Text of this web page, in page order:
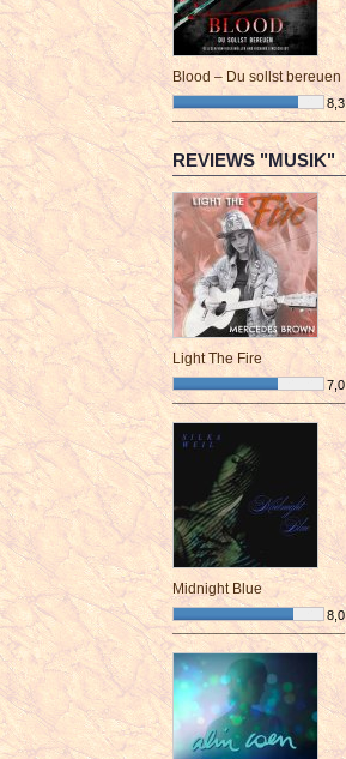
Blood – Du sollst bereuen
8,3
¯¯¯¯¯¯¯¯¯¯¯¯¯¯¯¯¯¯¯¯¯¯¯¯
REVIEWS "MUSIK"
Light The Fire
7,0
¯¯¯¯¯¯¯¯¯¯¯¯¯¯¯¯¯¯¯¯¯¯¯¯
Midnight Blue
8,0
¯¯¯¯¯¯¯¯¯¯¯¯¯¯¯¯¯¯¯¯¯¯¯¯